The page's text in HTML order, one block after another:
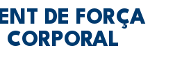
DE FORÇA